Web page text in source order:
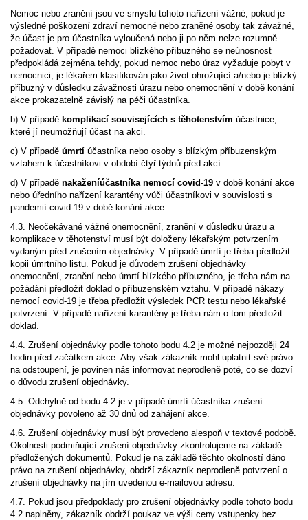
Nemoc nebo zranění jsou ve smyslu tohoto nařízení vážné, pokud je
výsledné poškození zdraví nemocné nebo zraněné osoby tak závažné,
že účast je pro účastníka vyloučená nebo ji po něm nelze rozumně
požadovat. V případě nemoci blízkého příbuzného se neúnosnost
předpokládá zejména tehdy, pokud nemoc nebo úraz vyžaduje pobyt v
nemocnici, je lékařem klasifikován jako život ohrožující a/nebo je blízký
příbuzný v důsledku závažnosti úrazu nebo onemocnění v době konání
akce prokazatelně závislý na péči účastníka.
b) V případě komplikací souvisejících s těhotenstvím účastnice,
které jí neumožňují účast na akci.
c) V případě úmrtí účastníka nebo osoby s blízkým příbuzenským
vztahem k účastníkovi v období čtyř týdnů před akcí.
d) V případě nakaženíúčastníka nemocí covid-19 v době konání akce
nebo úředního nařízení karantény vůči účastníkovi v souvislosti s
pandemií covid-19 v době konání akce.
4.3. Neočekávané vážné onemocnění, zranění v důsledku úrazu a
komplikace v těhotenství musí být doloženy lékařským potvrzením
vydaným před zrušením objednávky. V případě úmrtí je třeba předložit
kopii úmrtního listu. Pokud je důvodem zrušení objednávky
onemocnění, zranění nebo úmrtí blízkého příbuzného, je třeba nám na
požádání předložit doklad o příbuzenském vztahu. V případě nákazy
nemocí covid-19 je třeba předložit výsledek PCR testu nebo lékařské
potvrzení. V případě nařízení karantény je třeba nám o tom předložit
doklad.
4.4. Zrušení objednávky podle tohoto bodu 4.2 je možné nejpozději 24
hodin před začátkem akce. Aby však zákazník mohl uplatnit své právo
na odstoupení, je povinen nás informovat neprodleně poté, co se dozví
o důvodu zrušení objednávky.
4.5. Odchylně od bodu 4.2 je v případě úmrtí účastníka zrušení
objednávky povoleno až 30 dnů od zahájení akce.
4.6. Zrušení objednávky musí být provedeno alespoň v textové podobě.
Okolnosti podmiňující zrušení objednávky zkontrolujeme na základě
předložených dokumentů. Pokud je na základě těchto okolností dáno
právo na zrušení objednávky, obdrží zákazník neprodleně potvrzení o
zrušení objednávky na jím uvedenou e-mailovou adresu.
4.7. Pokud jsou předpoklady pro zrušení objednávky podle tohoto bodu
4.2 naplněny, zákazník obdrží poukaz ve výši ceny vstupenky bez